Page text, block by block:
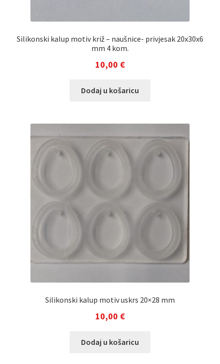
Silikonski kalup motiv križ – naušnice- privjesak 20x30x6
mm 4 kom.
10,00 €
Dodaj u košaricu
Silikonski kalup motiv uskrs 20×28 mm
10,00 €
Dodaj u košaricu